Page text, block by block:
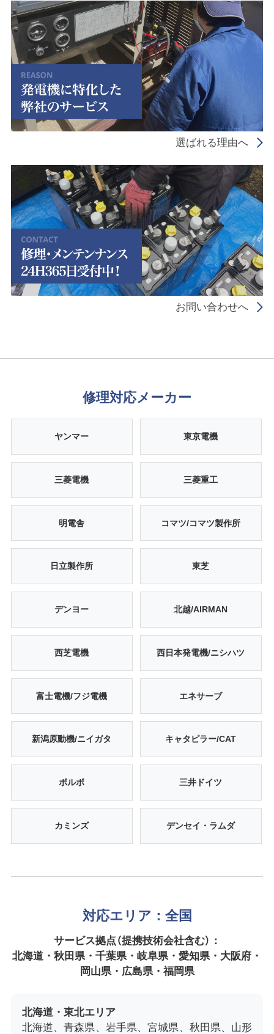
選ばれる理由へ
お問い合わせへ
修理対応メーカー
ヤンマー 東京電機
三菱電機 三菱重工
明電舎 コマツ/コマツ製作所
日立製作所 東芝
デンヨー 北越/AIRMAN
西芝電機 西日本発電機/ニシハツ
富士電機/フジ電機 エネサーブ
新潟原動機/ニイガタ キャタピラー/CAT
ボルボ 三井ドイツ
カミンズ デンセイ・ラムダ
対応エリア：全国
サービス拠点（提携技術会社含む）：
北海道・秋田県・千葉県・岐阜県・愛知県・大阪府・
岡山県・広島県・福岡県
北海道・東北エリア
北海道、青森県、岩手県、宮城県、秋田県、山形